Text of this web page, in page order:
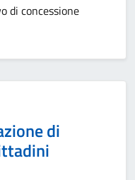
di concessione
di